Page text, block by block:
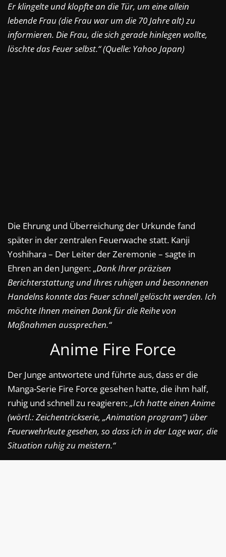
Er klingelte und klopfte an die Tür, um eine allein
lebende Frau (die Frau war um die 70 Jahre alt) zu
informieren. Die Frau, die sich gerade hinlegen wollte,
löschte das Feuer selbst.“ (Quelle: Yahoo Japan)
Die Ehrung und Überreichung der Urkunde fand
später in der zentralen Feuerwache statt. Kanji
Yoshihara – Der Leiter der Zeremonie – sagte in
Ehren an den Jungen: „Dank Ihrer präzisen
Berichterstattung und Ihres ruhigen und besonnenen
Handelns konnte das Feuer schnell gelöscht werden. Ich
möchte Ihnen meinen Dank für die Reihe von
Maßnahmen aussprechen.“
Anime Fire Force
Der Junge antwortete und führte aus, dass er die
Manga-Serie Fire Force gesehen hatte, die ihm half,
ruhig und schnell zu reagieren:„Ich hatte einen Anime
(wörtl.: Zeichentrickserie, „Animation program“) über
Feuerwehrleute gesehen, so dass ich in der Lage war, die
Situation ruhig zu meistern.“